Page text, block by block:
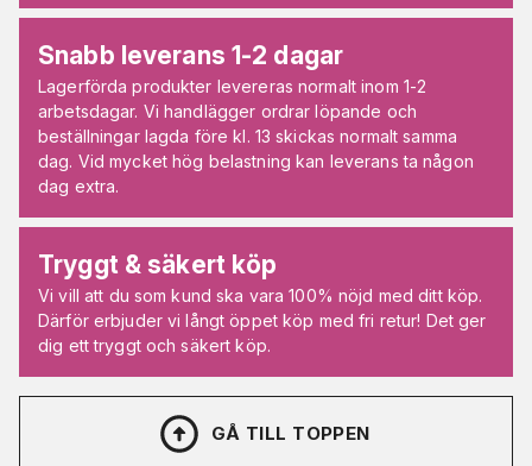
Snabb leverans 1-2 dagar
Lagerförda produkter levereras normalt inom 1-2
arbetsdagar. Vi handlägger ordrar löpande och
beställningar lagda före kl. 13 skickas normalt samma
dag. Vid mycket hög belastning kan leverans ta någon
dag extra.
Tryggt & säkert köp
Vi vill att du som kund ska vara 100% nöjd med ditt köp.
Därför erbjuder vi långt öppet köp med fri retur! Det ger
dig ett tryggt och säkert köp.
GÅ TILL TOPPEN